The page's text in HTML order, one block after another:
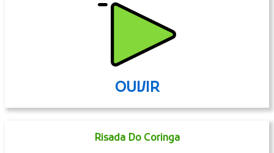
OUVIR
Risada Do Coringa